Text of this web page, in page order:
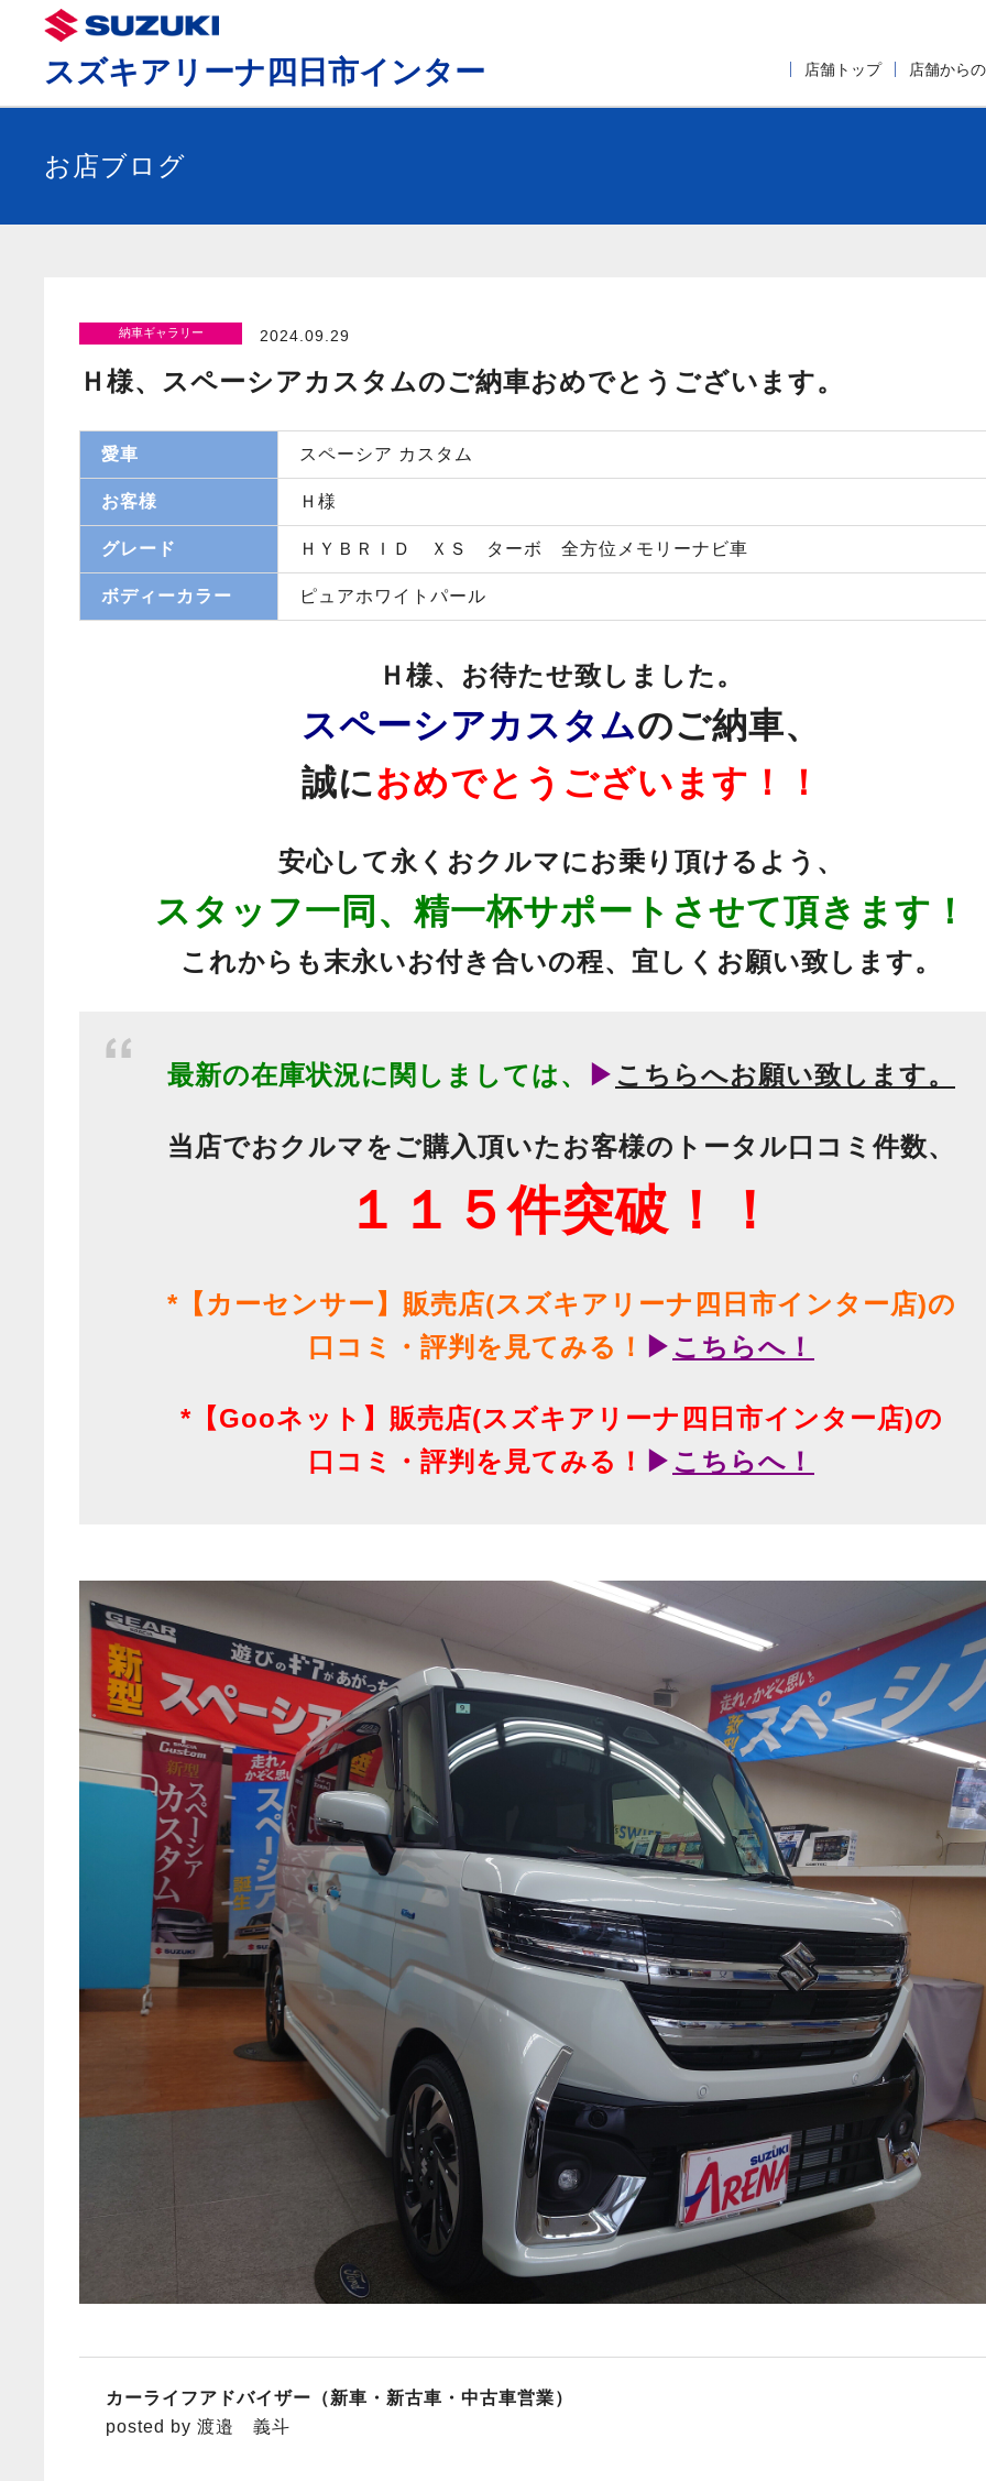
スズキアリーナ四日市インター 店舗トップ 店舗から
お店ブログ
納車ギャラリー 2024.09.29
Ｈ様、スペーシアカスタムのご納車おめでとうございます。
愛車 スペーシア カスタム
お客様 Ｈ様
グレード ＨＹＢＲＩＤ ＸＳ ターボ 全方位メモリーナビ車
ボディーカラー ピュアホワイトパール
Ｈ様、お待たせ致しました。
スペーシアカスタムのご納車、
誠におめでとうございます！！
安心して永くおクルマにお乗り頂けるよう、
スタッフ一同、精一杯サポートさせて頂きます！
これからも末永いお付き合いの程、宜しくお願い致します。
最新の在庫状況に関しましては、 ▶ こちらへお願い致します。
当店でおクルマをご購入頂いたお客様のトータル口コミ件数、
１１５件突破！！
*【カーセンサー】販売店(スズキアリーナ四日市インター店)の
口コミ・評判を見てみる！
▶ こちらへ！
*【Gooネット】販売店(スズキアリーナ四日市インター店)の
口コミ・評判を見てみる！
▶ こちらへ！
カーライフアドバイザー（新車・新古車・中古車営業）
posted by 渡邉 義斗